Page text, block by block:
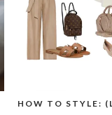
HOW TO STYLE: